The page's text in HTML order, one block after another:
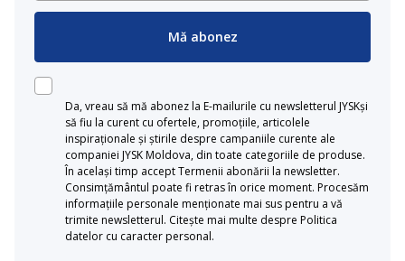
Mă abonez
Da, vreau să mă abonez la E-mailurile cu newsletterul JYSKși
să fiu la curent cu ofertele, promoțiile, articolele
inspiraționale și știrile despre campaniile curente ale
companiei JYSK Moldova, din toate categoriile de produse.
În același timp accept Termenii abonării la newsletter.
Consimțământul poate fi retras în orice moment. Procesăm
informațiile personale menționate mai sus pentru a vă
trimite newsletterul. Citește mai multe despre Politica
datelor cu caracter personal.